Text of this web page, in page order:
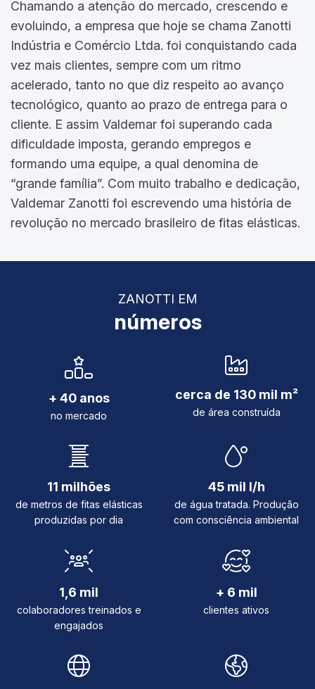
Chamando a atenção do mercado, crescendo e
evoluindo, a empresa que hoje se chama Zanotti
Indústria e Comércio Ltda. foi conquistando cada
vez mais clientes, sempre com um ritmo
acelerado, tanto no que diz respeito ao avanço
tecnológico, quanto ao prazo de entrega para o
cliente. E assim Valdemar foi superando cada
dificuldade imposta, gerando empregos e
formando uma equipe, a qual denomina de
“grande família”. Com muito trabalho e dedicação,
Valdemar Zanotti foi escrevendo uma história de
revolução no mercado brasileiro de fitas elásticas.
ZANOTTI EM
números
+ 40 anos
no mercado
cerca de 130 mil m²
de área construída
11 milhões
de metros de fitas elásticas
produzidas por dia
45 mil l/h
de água tratada. Produção
com consciência ambiental
1,6 mil
colaboradores treinados e
engajados
+ 6 mil
clientes ativos